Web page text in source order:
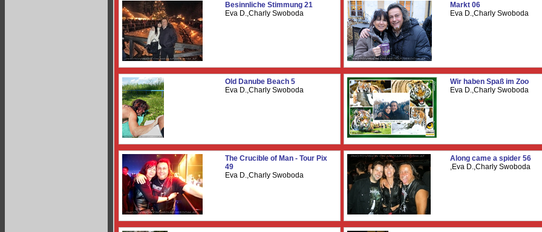
Besinnliche Stimmung 21
Eva D.,Charly Swoboda
Markt 06
Eva D.,Charly Swoboda
Old Danube Beach 5
Eva D.,Charly Swoboda
Wir haben Spaß im Zoo
Eva D.,Charly Swoboda
The Crucible of Man - Tour Pix
49
Eva D.,Charly Swoboda
Along came a spider 56
,Eva D.,Charly Swoboda